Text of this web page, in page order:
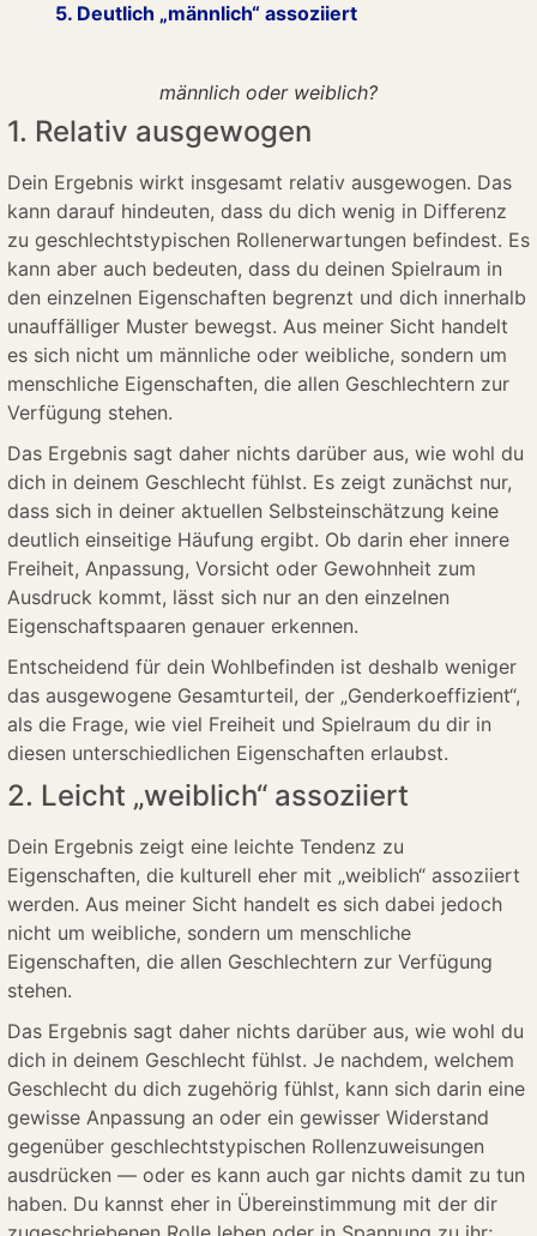
5. Deutlich „männlich“ assoziiert
männlich oder weiblich?
1. Relativ ausgewogen
Dein Ergebnis wirkt insgesamt relativ ausgewogen. Das
kann darauf hindeuten, dass du dich wenig in Differenz
zu geschlechtstypischen Rollenerwartungen befindest. Es
kann aber auch bedeuten, dass du deinen Spielraum in
den einzelnen Eigenschaften begrenzt und dich innerhalb
unauffälliger Muster bewegst. Aus meiner Sicht handelt
es sich nicht um männliche oder weibliche, sondern um
menschliche Eigenschaften, die allen Geschlechtern zur
Verfügung stehen.
Das Ergebnis sagt daher nichts darüber aus, wie wohl du
dich in deinem Geschlecht fühlst. Es zeigt zunächst nur,
dass sich in deiner aktuellen Selbsteinschätzung keine
deutlich einseitige Häufung ergibt. Ob darin eher innere
Freiheit, Anpassung, Vorsicht oder Gewohnheit zum
Ausdruck kommt, lässt sich nur an den einzelnen
Eigenschaftspaaren genauer erkennen.
Entscheidend für dein Wohlbefinden ist deshalb weniger
das ausgewogene Gesamturteil, der „Genderkoeffizient“,
als die Frage, wie viel Freiheit und Spielraum du dir in
diesen unterschiedlichen Eigenschaften erlaubst.
2. Leicht „weiblich“ assoziiert
Dein Ergebnis zeigt eine leichte Tendenz zu
Eigenschaften, die kulturell eher mit „weiblich“ assoziiert
werden. Aus meiner Sicht handelt es sich dabei jedoch
nicht um weibliche, sondern um menschliche
Eigenschaften, die allen Geschlechtern zur Verfügung
stehen.
Das Ergebnis sagt daher nichts darüber aus, wie wohl du
dich in deinem Geschlecht fühlst. Je nachdem, welchem
Geschlecht du dich zugehörig fühlst, kann sich darin eine
gewisse Anpassung an oder ein gewisser Widerstand
gegenüber geschlechtstypischen Rollenzuweisungen
ausdrücken — oder es kann auch gar nichts damit zu tun
haben. Du kannst eher in Übereinstimmung mit der dir